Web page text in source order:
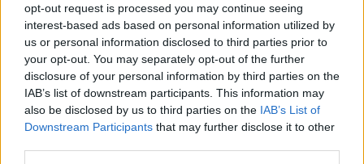
opt-out request is processed you may continue seeing
interest-based ads based on personal information utilized by
us or personal information disclosed to third parties prior to
your opt-out. You may separately opt-out of the further
disclosure of your personal information by third parties on the
IAB’s list of downstream participants. This information may
also be disclosed by us to third parties on the IAB’s List of
Downstream Participants that may further disclose it to other